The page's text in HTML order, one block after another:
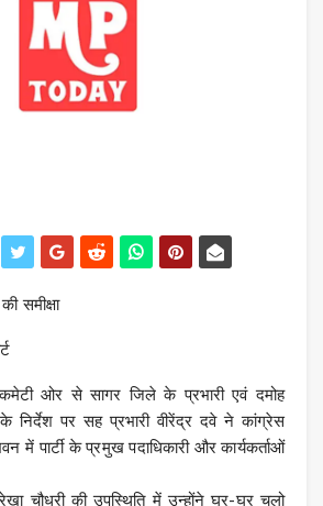
समीक्षा
ओर से सागर जिले के प्रभारी एवं दमोह
पर सह प्रभारी वीरेंद्र दवे ने कांग्रेस
में पार्टी के प्रमुख पदाधिकारी और कार्यकर्ताओं
चौधरी की उपस्थिति में उन्होंने घर-घर चलो